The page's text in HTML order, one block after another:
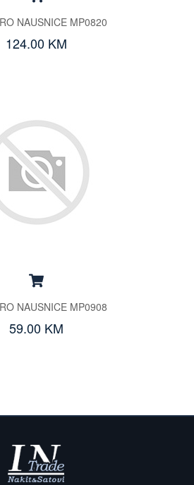
NAUSNICE MP0820
124.00 KM
NAUSNICE MP0908
59.00 KM